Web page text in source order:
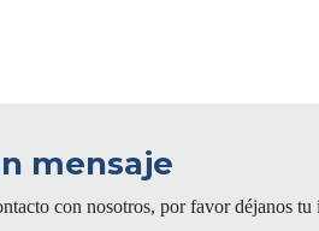
mensaje
con nosotros, por favor déjanos